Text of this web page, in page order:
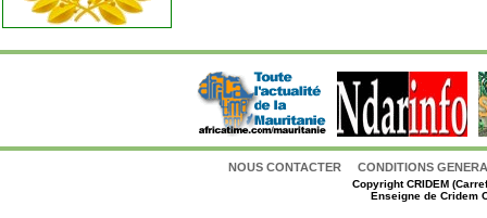
NOUS CONTACTER CONDITIONS
CopyrightCRIDEM
Enseigne de Cridem